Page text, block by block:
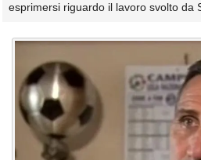
esprimersi riguardo il lavoro svolto da